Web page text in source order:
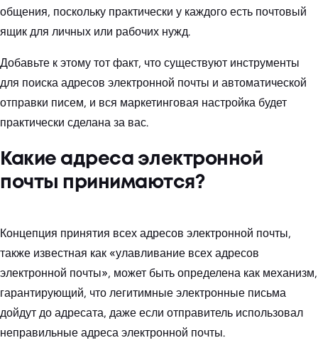
общения, поскольку практически у каждого есть почтовый
ящик для личных или рабочих нужд.
Добавьте к этому тот факт, что существуют инструменты
для поиска адресов электронной почты и автоматической
отправки писем, и вся маркетинговая настройка будет
практически сделана за вас.
Какие адреса электронной
почты принимаются?
Концепция принятия всех адресов электронной почты,
также известная как «улавливание всех адресов
электронной почты», может быть определена как механизм,
гарантирующий, что легитимные электронные письма
дойдут до адресата, даже если отправитель использовал
неправильные адреса электронной почты.